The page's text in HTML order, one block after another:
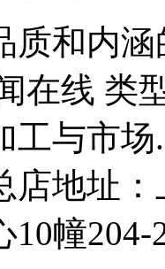
质和内
在线 类
工与市
店地址
幢204-